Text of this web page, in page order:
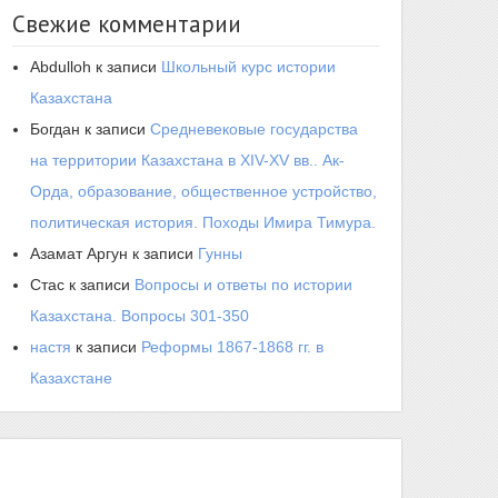
Свежие комментарии
Abdulloh к записи Школьный курс истории
Казахстана
Богдан к записи Средневековые государства
на территории Казахстана в XIV-XV вв.. Ак-
Орда, образование, общественное устройство,
политическая история. Походы Имира Тимура.
Азамат Аргун к записи Гунны
Стас к записи Вопросы и ответы по истории
Казахстана. Вопросы 301-350
настя к записи Реформы 1867-1868 гг. в
Казахстане